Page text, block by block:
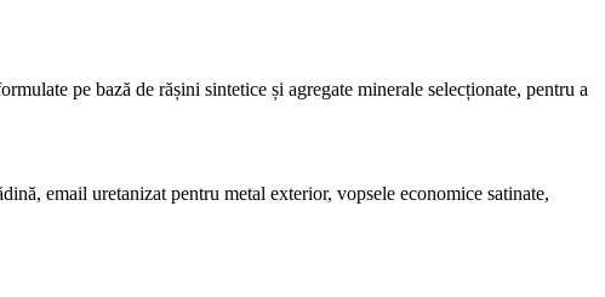
pe bază de rășini sintetice și agregate minerale selecționate, pentru a
email uretanizat pentru metal exterior, vopsele economice satinate,